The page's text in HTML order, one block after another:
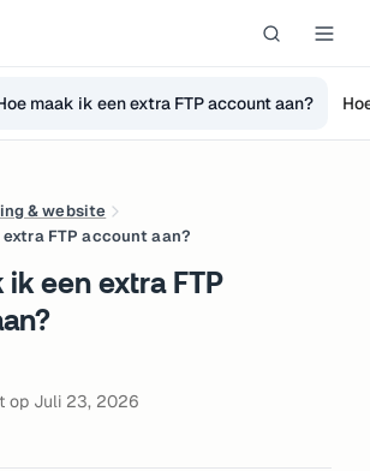
maak ik een extra FTP account aan?
& website
FTP account aan?
ik een extra FTP
op Juli 23, 2026